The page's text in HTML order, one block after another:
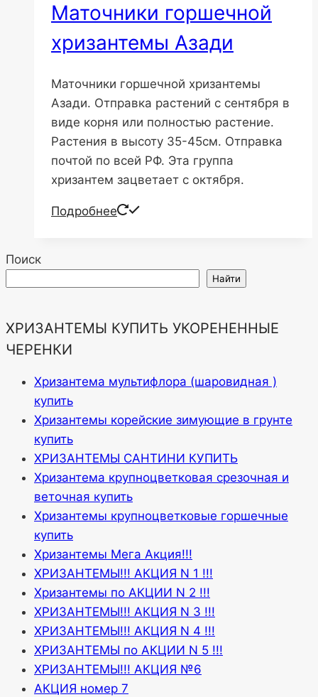
Маточники горшечной
хризантемы Азади
Маточники горшечной хризантемы
Азади. Отправка растений с сентября в
виде корня или полностью растение.
Растения в высоту 35-45см. Отправка
почтой по всей РФ. Эта группа
хризантем зацветает с октября.
Подробнее
Поиск
Найти
ХРИЗАНТЕМЫ КУПИТЬ УКОРЕНЕННЫЕ
ЧЕРЕНКИ
Хризантема мультифлора (шаровидная )
купить
Хризантемы корейские зимующие в грунте
купить
ХРИЗАНТЕМЫ САНТИНИ КУПИТЬ
Хризантема крупноцветковая срезочная и
веточная купить
Хризантемы крупноцветковые горшечные
купить
Хризантемы Мега Акция!!!
ХРИЗАНТЕМЫ!!! АКЦИЯ N 1 !!!
Хризантемы по АКЦИИ N 2 !!!
ХРИЗАНТЕМЫ!!! АКЦИЯ N 3 !!!
ХРИЗАНТЕМЫ!!! АКЦИЯ N 4 !!!
ХРИЗАНТЕМЫ по АКЦИИ N 5 !!!
ХРИЗАНТЕМЫ!!! АКЦИЯ №6
АКЦИЯ номер 7